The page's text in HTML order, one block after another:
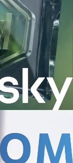
продукта